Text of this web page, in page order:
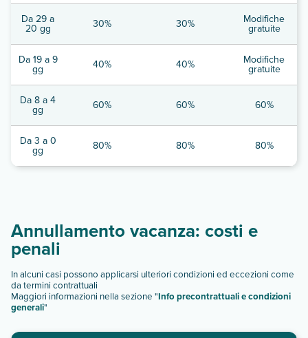
Da 29 a
20 gg 30% 30% Modifiche
gratuite
Da 19 a 9
gg 40% 40% Modifiche
gratuite
Da 8 a 4
gg 60% 60% 60%
Da 3 a 0
gg 80% 80% 80%
Annullamento vacanza: costi e
penali
In alcuni casi possono applicarsi ulteriori condizioni ed eccezioni come
da termini contrattuali
Maggiori informazioni nella sezione "Info precontrattuali e condizioni
generali"